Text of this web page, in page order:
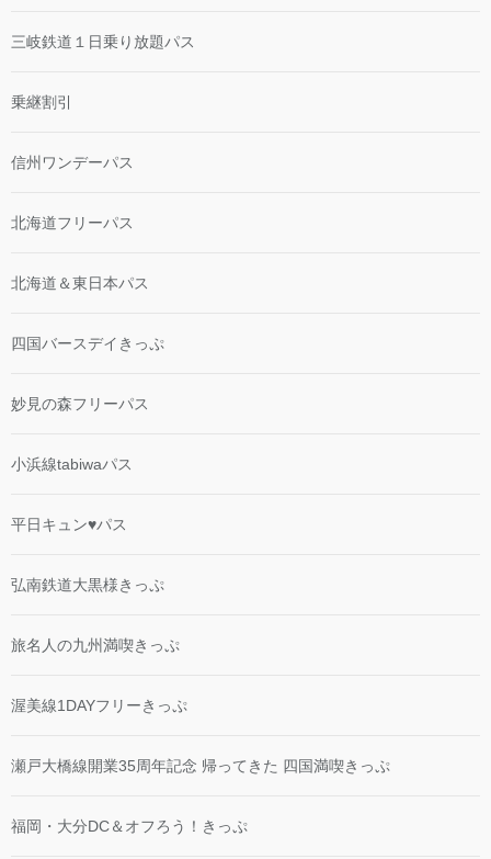
三岐鉄道１日乗り放題パス
乗継割引
信州ワンデーパス
北海道フリーパス
北海道＆東日本パス
四国バースデイきっぷ
妙見の森フリーパス
小浜線tabiwaパス
平日キュン♥パス
弘南鉄道大黒様きっぷ
旅名人の九州満喫きっぷ
渥美線1DAYフリーきっぷ
瀬戸大橋線開業35周年記念 帰ってきた 四国満喫きっぷ
福岡・大分DC＆オフろう！きっぷ